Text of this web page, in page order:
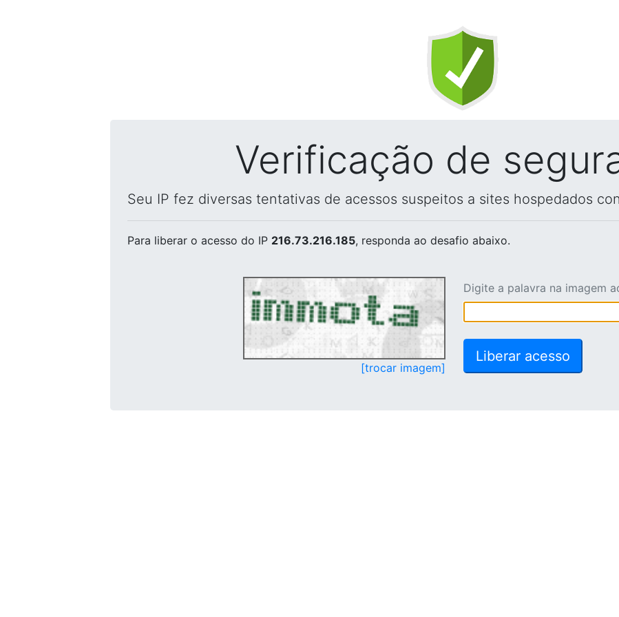
Verificação de
Seu IP fez diversas tentativas de acessos suspeitos a sites hospedados
Para liberar o acesso do IP 216.73.216.185, responda ao desafio abaixo.
[trocar imagem]
Digite a palavra na imagem